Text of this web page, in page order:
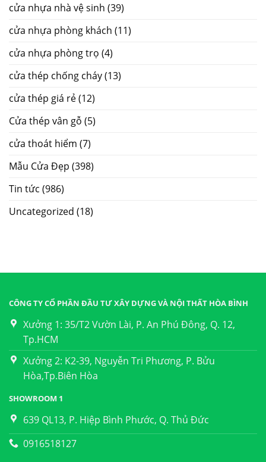
cửa nhựa nhà vệ sinh (39)
cửa nhựa phòng khách (11)
cửa nhựa phòng trọ (4)
cửa thép chống cháy(13)
cửa thép giá rẻ(12)
Cửa thép vân gỗ (5)
cửa thoát hiểm (7)
Mẫu Cửa Đẹp (398)
Tin tức (986)
Uncategorized (18)
CÔNG TY CỔ PHẦN ĐẦU TƯ XÂY DỰNG VÀ NỘI THẤT HÒA BÌNH
Xưởng 1: 35/T2 Vườn Lài, P. An Phú Đông, Q. 12,
Tp.HCM
Xưởng 2: K2-39, Nguyễn Tri Phương, P. Bửu
Hòa,Tp.Biên Hòa
SHOWROOM 1
639 QL13, P. Hiệp Bình Phước, Q. Thủ Đức
0916518127